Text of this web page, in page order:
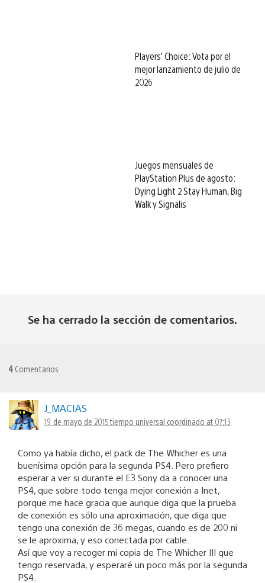
Players’ Choice: Vota por el
mejor lanzamiento de julio de
2026
Juegos mensuales de
PlayStation Plus de agosto:
Dying Light 2 Stay Human, Big
Walk y Signalis
Se ha cerrado la sección de comentarios.
4 Comentarios
J_MACIAS
19 de mayo de 2015 tiempo universal coordinado at 07:13
Como ya había dicho, el pack de The Whicher es una
buenísima opción para la segunda PS4. Pero prefiero
esperar a ver si durante el E3 Sony da a conocer una
PS4, que sobre todo tenga mejor conexión a Inet,
porque me hace gracia que aunque diga que la prueba
de conexión es sólo una aproximación, que diga que
tengo una conexión de 36 megas, cuando es de 200 ni
se le aproxima, y eso conectada por cable.
Así que voy a recoger mi copia de The Whicher III que
tengo reservada, y esperaré un poco más por la segunda
PS4.